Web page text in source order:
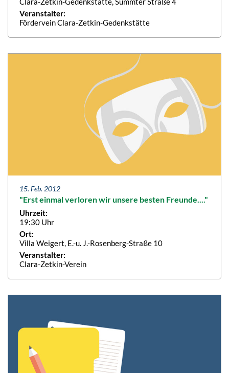
Veranstalter:
Fördervein Clara-Zetkin-Gedenkstätte
15. Feb. 2012
"Erst einmal verloren wir unsere besten Freunde...."
Uhrzeit:
19:30 Uhr
Ort:
Villa Weigert, E.-u. J.-Rosenberg-Straße 10
Veranstalter:
Clara-Zetkin-Verein